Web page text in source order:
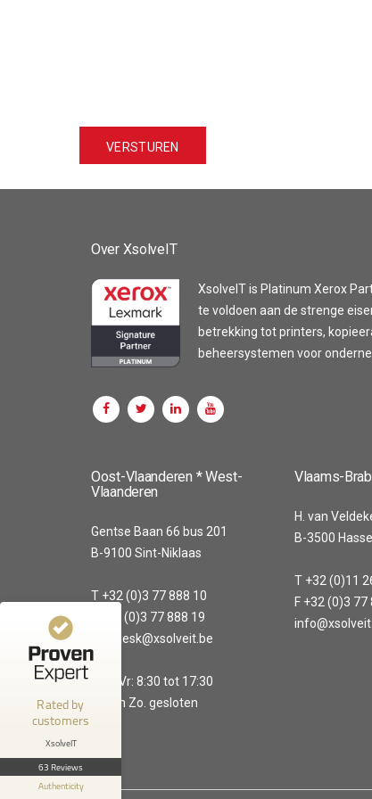
Over XsolveIT
XsolveIT is Platinum Xerox
te voldoen aan de strenge
betrekking tot printers,
beheersystemen voor
Oost-Vlaanderen * West-
Vlaanderen
Gentse Baan 66 bus 201
B-9100 Sint-Niklaas
T +32 (0)3 77 888 10
F +32 (0)3 77 888 19
helpdesk@xsolveit.be
Ma - Vr: 8:30 tot 17:30
Za. en Zo. gesloten
Vlaams-
H. van
B-3500
T +32 (0)11
F +32 (0)3 77
Rated by
customers
XsolveIT
63 Reviews
Authenticity
XsolveIT
Recommended on
ProvenExpert.com
4.56 / 5.00
43
Reviews on
ProvenExpert.com
Reviews from 1
other source
ProvenExpert.com
Anonymous